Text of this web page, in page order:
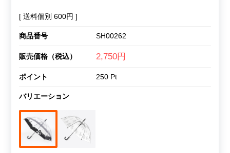
[ 送料個別 600円 ]
商品番号 SH00262
販売価格（税込） 2,750円
ポイント 250 Pt
バリエーション